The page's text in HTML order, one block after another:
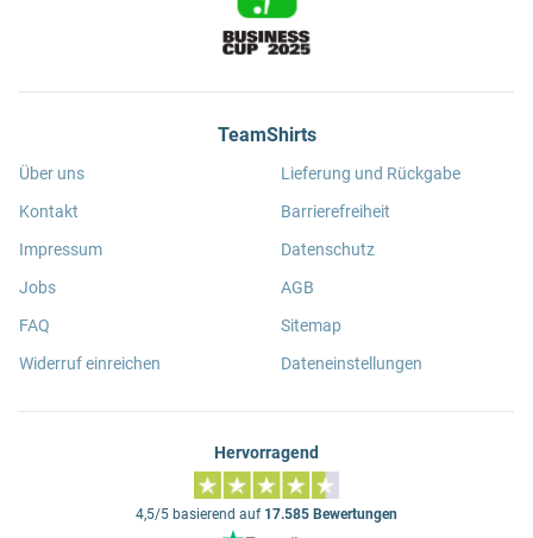
TeamShirts
Über uns
Kontakt
Impressum
Jobs
FAQ
Widerruf einreichen
Lieferung und Rückgabe
Barrierefreiheit
Datenschutz
AGB
Sitemap
Dateneinstellungen
Hervorragend
4,5/5 basierend auf 17.585 Bewertungen